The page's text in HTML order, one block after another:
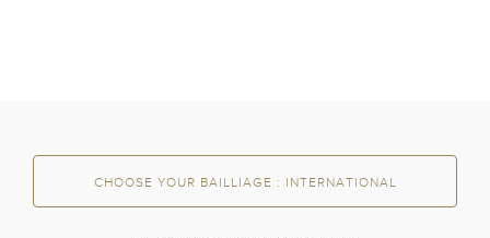
CHOOSE YOUR BAILLIAGE : INTERNATIONAL